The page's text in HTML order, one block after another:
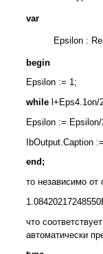
var
Epsilon :
begin
Epsilon := 1;
while l+Eps4.1on/
Epsilon := Epsilon/
IbOutput.Caption
end;
то независимо от
что
автоматически